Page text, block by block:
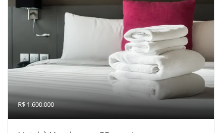
R$ 1.600.000